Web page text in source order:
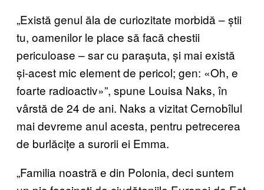
„Există genul ăla de curiozitate morbidă – știi
tu, oamenilor le place să facă chestii
periculoase – sar cu parașuta, și mai există
și-acest mic element de pericol; gen: «Oh, e
foarte radioactiv»”, spune Louisa Naks, în
vârstă de 24 de ani. Naks a vizitat Cernobîlul
mai devreme anul acesta, pentru petrecerea
de burlăcițe a surorii ei Emma.
„Familia noastră e din Polonia, deci suntem